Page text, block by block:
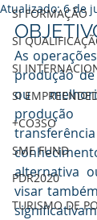
SI FORMAÇÃO
SI
SI
SI
+CO3SO
SME FUND
PDR2020
TURISMO DE
Atualizado:6 de
As
produção
ou
alternativa
visar